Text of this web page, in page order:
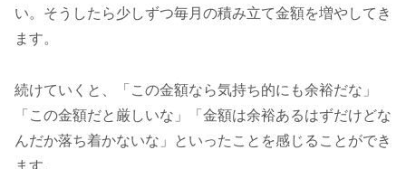
い。そうしたら少しずつ毎月の積み立て金額を増やしてき
ます。
続けていくと、「この金額なら気持ち的にも余裕だな」
「この金額だと厳しいな」「金額は余裕あるはずだけどな
んだか落ち着かないな」といったことを感じることができ
ます。